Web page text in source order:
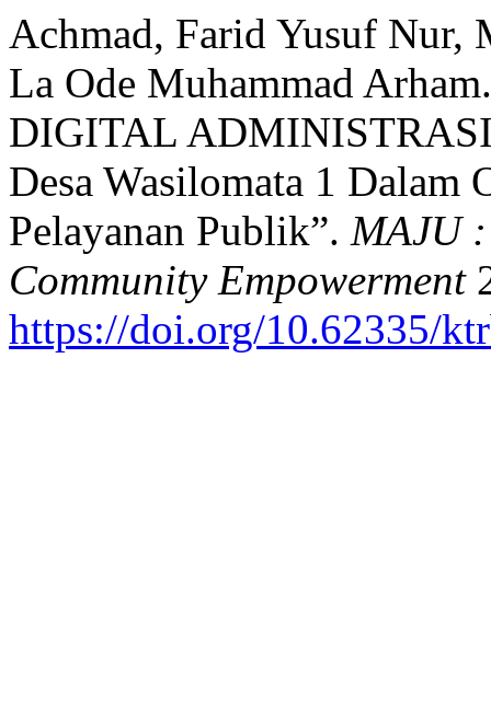
Achmad, Farid Yusuf Nur,
La Ode Muhammad
DIGITAL ADMINISTRASI
Desa Wasilomata 1 Dalam
Pelayanan Publik”. MAJU
Community Empowerment
https://doi.org/10.62335/